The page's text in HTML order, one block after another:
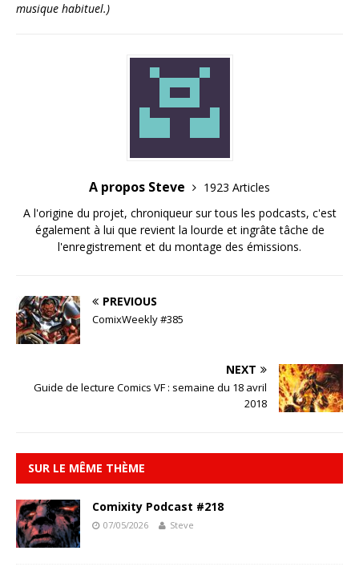
musique habituel.)
A propos Steve
1923 Articles
A l'origine du projet, chroniqueur sur tous les podcasts, c'est
également à lui que revient la lourde et ingrâte tâche de
l'enregistrement et du montage des émissions.
PREVIOUS
ComixWeekly #385
NEXT
Guide de lecture Comics VF : semaine du 18 avril
2018
SUR LE MÊME THÈME
Comixity Podcast #218
07/05/2026 Steve